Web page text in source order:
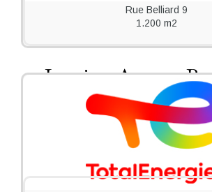
Rue Belliard 9
1.200 m2
Louise Area -